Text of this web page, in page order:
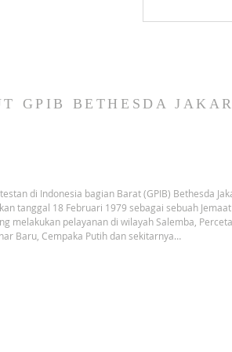
GPIB BETHESDA
di Indonesia bagian Barat (GPIB) Bethesda
tanggal 18 Februari 1979 sebagai sebuah Jemaat
melakukan pelayanan di wilayah Salemba,
Baru, Cempaka Putih dan sekitarnya…